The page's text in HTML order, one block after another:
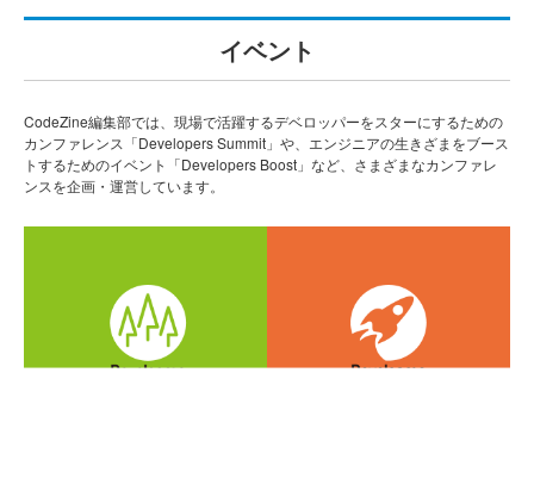
イベント
CodeZine編集部では、現場で活躍するデベロッパーをスターにするための
カンファレンス「Developers Summit」や、エンジニアの生きざまをブース
トするためのイベント「Developers Boost」など、さまざまなカンファレ
ンスを企画・運営しています。